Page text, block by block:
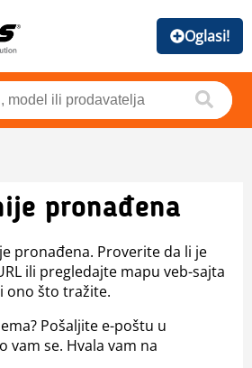
Oglasi!
pronađena
pronađena. Proverite da li je
ili pregledajte mapu veb-sajta
ono što tražite.
Pošaljite e-poštu u
vam se. Hvala vam na